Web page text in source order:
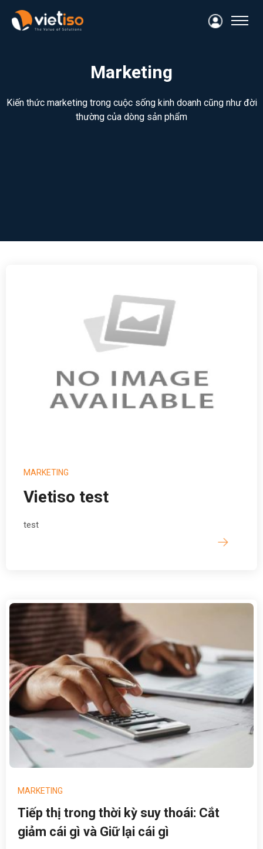
Marketing
Kiến thức marketing trong cuộc sống kinh doanh cũng như đời
thường của dòng sản phẩm
MARKETING
Vietiso test
test
MARKETING
Tiếp thị trong thời kỳ suy thoái: Cắt
giảm cái gì và Giữ lại cái gì